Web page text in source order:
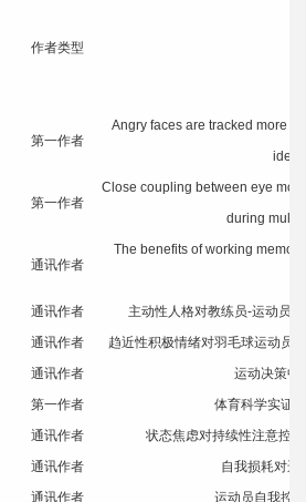
作者类型
第一作者
Angry faces are tracked more
第一作者
Close coupling between eye
during
通讯作者
The benefits of working
通讯作者
主动性人格对教练员-运动员
通讯作者
趋近性积极情绪对羽毛球运动
通讯作者
运动决策中
第一作者
体育科学实证
通讯作者
状态焦虑对持续性注意控
通讯作者
自我损耗对运
通讯作者
运动员自我控